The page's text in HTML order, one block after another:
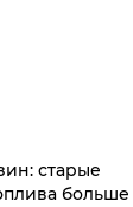
старые
больше